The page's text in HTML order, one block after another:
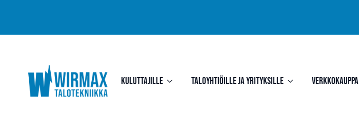
Kuluttajille Taloyhtiöille ja yrityksille Verkkokauppa